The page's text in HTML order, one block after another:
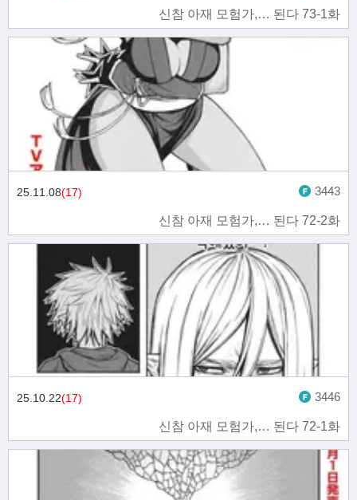
신참 아재 모험가,… 된다 73-1화
신참 아재 모험가,… 된다 72-2화
25.11.08(17) 3443
신참 아재 모험가,… 된다 72-1화
25.10.22(17) 3446